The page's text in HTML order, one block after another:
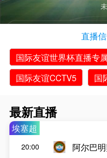
直播
国际友谊世界杯直播专
国际友谊CCTV5
国
最新直播
埃塞超
20:00
阿尔巴